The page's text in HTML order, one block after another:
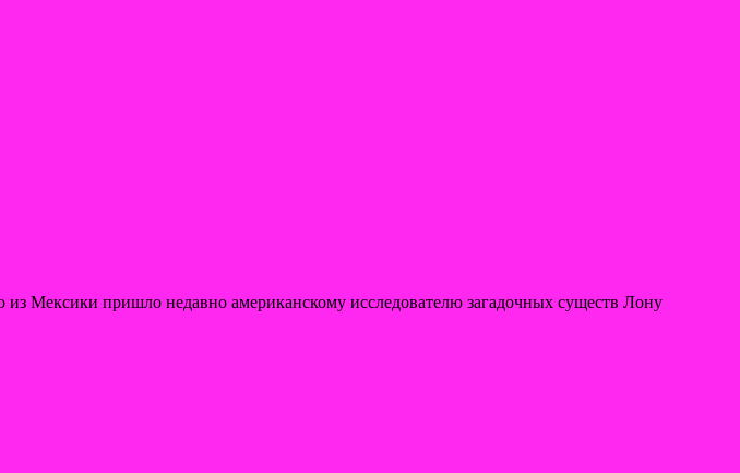
Мексики пришло недавно американскому исследователю загадочных существ Лону